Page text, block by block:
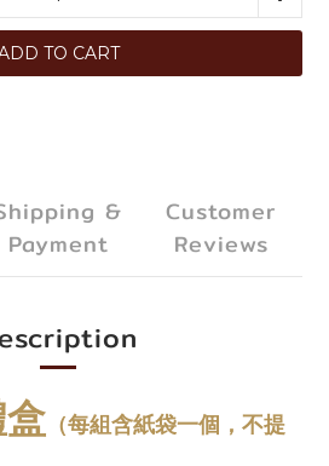
TO CART
&
Payment
Customer
Reviews
（每組含紙袋一個，不提